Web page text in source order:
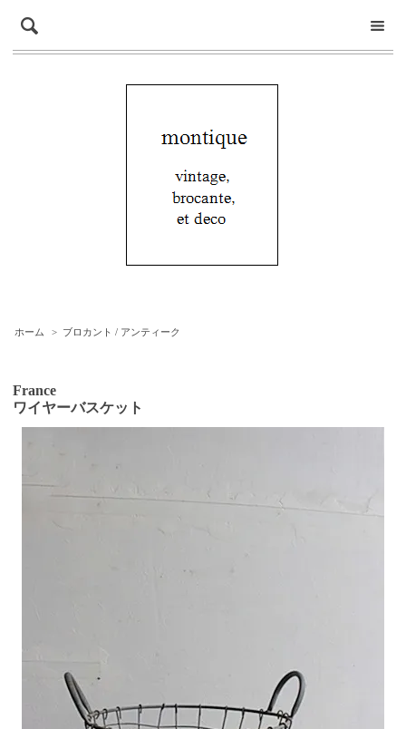
ホーム > ブロカント / アンティーク
France
ワイヤーバスケット